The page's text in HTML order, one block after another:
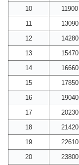
10
11900
11
13090
12
14280
13
15470
14
16660
15
17850
16
19040
17
20230
18
21420
19
22610
20
23800